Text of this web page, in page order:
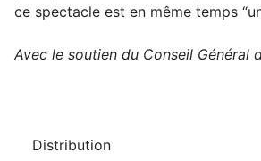
ce spectacle est en même temps
Avec le soutien du Conseil Général
Distribution